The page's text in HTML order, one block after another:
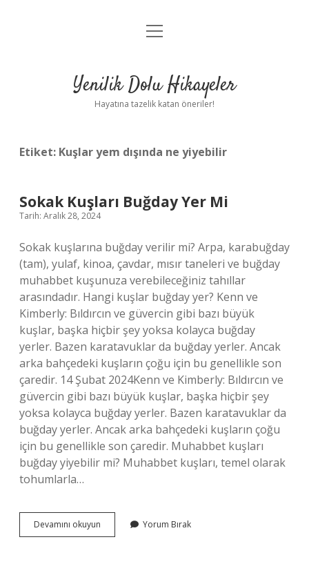
Anasayfa
Yasal Uyarı
menüyü
Yenilik Dolu Hikayeler
Hayatına tazelik katan öneriler!
Etiket: Kuşlar yem dışında ne yiyebilir
Sokak Kuşları Buğday Yer Mi
Tarih: Aralık 28, 2024
Sokak kuşlarına buğday verilir mi? Arpa, karabuğday
(tam), yulaf, kinoa, çavdar, mısır taneleri ve buğday
muhabbet kuşunuza verebileceğiniz tahıllar
arasındadır. Hangi kuşlar buğday yer? Kenn ve
Kimberly: Bıldırcın ve güvercin gibi bazı büyük
kuşlar, başka hiçbir şey yoksa kolayca buğday
yerler. Bazen karatavuklar da buğday yerler. Ancak
arka bahçedeki kuşların çoğu için bu genellikle son
çaredir. 14 Şubat 2024Kenn ve Kimberly: Bıldırcın ve
güvercin gibi bazı büyük kuşlar, başka hiçbir şey
yoksa kolayca buğday yerler. Bazen karatavuklar da
buğday yerler. Ancak arka bahçedeki kuşların çoğu
için bu genellikle son çaredir. Muhabbet kuşları
buğday yiyebilir mi? Muhabbet kuşları, temel olarak
tohumlarla…
Devamını okuyun
Kuşları
Yorum Bırak